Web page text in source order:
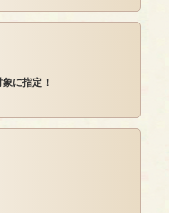
に指定！